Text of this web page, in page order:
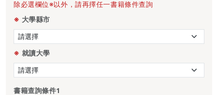
除必選欄位※以外，請再擇任一書籍條件查詢
※ 大學縣市
※ 就讀大學
書籍查詢條件1